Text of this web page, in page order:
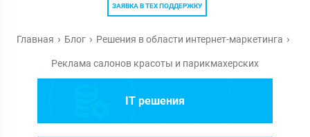
ЗАЯВКА В ТЕХ ПОДДЕРЖКУ
Главная Блог Решения в области интернет-маркетинга
Реклама салонов красоты и парикмахерских
IT решения